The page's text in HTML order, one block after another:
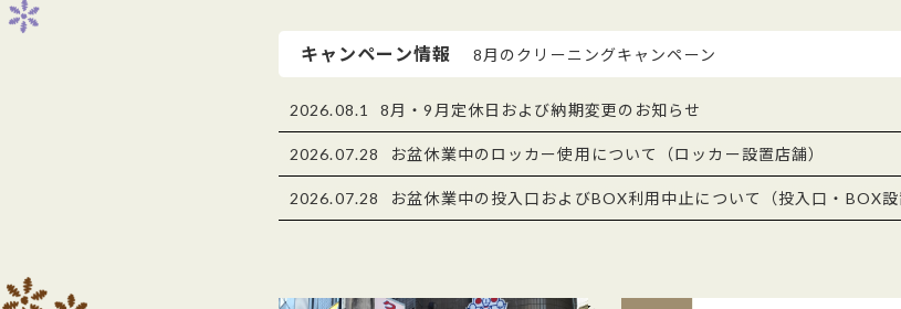
キャンペーン情報 8月のクリーニングキャンペーン
2026.08.1 8月・9月定休日および納期変更のお知らせ
2026.07.28 お盆休業中のロッカー使用について（ロッカー設置店舗）
2026.07.28 お盆休業中の投入口およびBOX利用中止について（投入口・BOX設